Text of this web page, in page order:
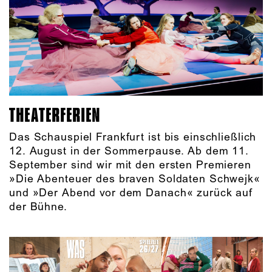
THEATERFERIEN
Das Schauspiel Frankfurt ist bis einschließlich
12. August in der Sommerpause. Ab dem 11.
September sind wir mit den ersten Premieren
»Die Abenteuer des braven Soldaten Schwejk«
und »Der Abend vor dem Danach« zurück auf
der Bühne.